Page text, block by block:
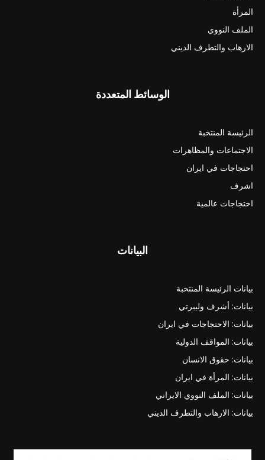
المرأة
الملف النووي
الارهاب والتطرف الديني
الوسائط المتعددة
الرئيسة المنتخبة
الاجتماعات والمظاهرات
احتجاجات في ايران
اشرف
احتجاجات عالمية
البيانات
بيانات الرئيسة المنتخبة
بيانات: أشرف وليبرتي
بيانات: الاحتجاجات في ايران
بيانات: المواقف الدولية
بيانات: حقوق الانسان
بيانات: المرأة في ايران
بيانات: الملف النووي الايراني
بيانات: الارهاب والتطرف الديني